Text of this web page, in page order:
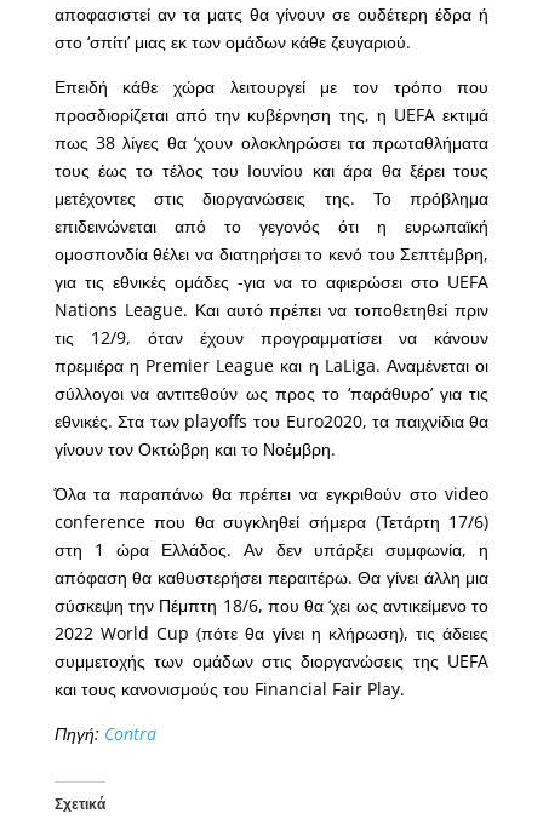
αποφασιστεί αν τα ματς θα γίνουν σε ουδέτερη έδρα ή
στο ‘σπίτι’ μιας εκ των ομάδων κάθε ζευγαριού.
Επειδή κάθε χώρα λειτουργεί με τον τρόπο που
προσδιορίζεται από την κυβέρνηση της, η UEFA εκτιμά
πως 38 λίγες θα ‘χουν ολοκληρώσει τα πρωταθλήματα
τους έως το τέλος του Ιουνίου και άρα θα ξέρει τους
μετέχοντες στις διοργανώσεις της. Το πρόβλημα
επιδεινώνεται από το γεγονός ότι η ευρωπαϊκή
ομοσπονδία θέλει να διατηρήσει το κενό του Σεπτέμβρη,
για τις εθνικές ομάδες -για να το αφιερώσει στο UEFA
Nations League. Και αυτό πρέπει να τοποθετηθεί πριν
τις 12/9, όταν έχουν προγραμματίσει να κάνουν
πρεμιέρα η Premier League και η LaLiga. Αναμένεται οι
σύλλογοι να αντιτεθούν ως προς το ‘παράθυρο’ για τις
εθνικές. Στα των playoffs του Euro2020, τα παιχνίδια θα
γίνουν τον Οκτώβρη και το Νοέμβρη.
Όλα τα παραπάνω θα πρέπει να εγκριθούν στο video
conference που θα συγκληθεί σήμερα (Τετάρτη 17/6)
στη 1 ώρα Ελλάδος. Αν δεν υπάρξει συμφωνία, η
απόφαση θα καθυστερήσει περαιτέρω. Θα γίνει άλλη μια
σύσκεψη την Πέμπτη 18/6, που θα ‘χει ως αντικείμενο το
2022 World Cup (πότε θα γίνει η κλήρωση), τις άδειες
συμμετοχής των ομάδων στις διοργανώσεις της UEFA
και τους κανονισμούς του Financial Fair Play.
Πηγή: Contra
Σχετικά